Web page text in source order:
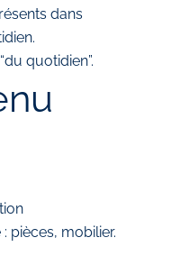
dans
quotidien”.
pièces, mobilier.